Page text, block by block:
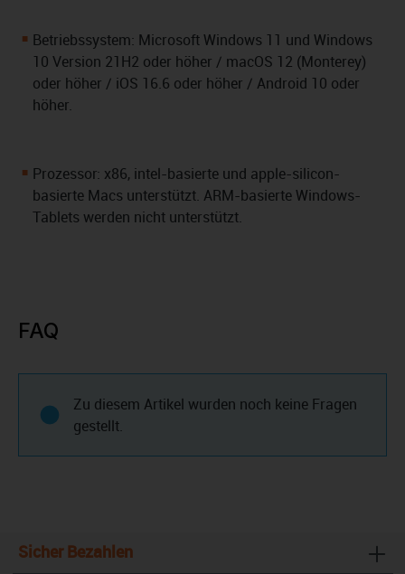
Betriebssystem: Microsoft Windows 11 und Windows
10 Version 21H2 oder höher / macOS 12 (Monterey)
oder höher / iOS 16.6 oder höher / Android 10 oder
höher.
Prozessor: x86, intel-basierte und apple-silicon-
basierte Macs unterstützt. ARM-basierte Windows-
Tablets werden nicht unterstützt.
FAQ
Zu diesem Artikel wurden noch keine Fragen
gestellt.
Sicher Bezahlen